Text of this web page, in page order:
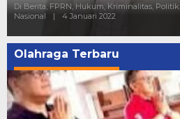
Di Berita, FPRN, Hukum, Kriminalitas,
Nasional
| 4 Januari 2022
Olahraga Terbaru